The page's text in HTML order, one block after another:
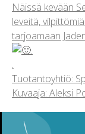
Näissä kevään
leveitä,
tarjoamaan
.
.
Tuotantoyhtiö:
Kuvaaja: Aleksi